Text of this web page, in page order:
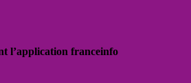
l’application franceinfo